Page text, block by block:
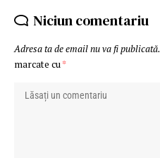
Niciun comentariu
Adresa ta de email nu va fi publicată.
marcate cu *